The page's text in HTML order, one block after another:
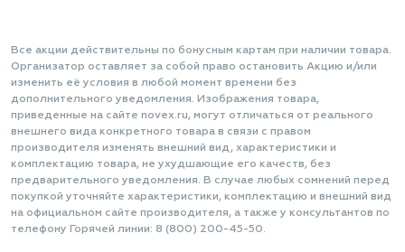
Все акции действительны по бонусным картам при наличии товара.
Организатор оставляет за собой право остановить Акцию и/или
изменить её условия в любой момент времени без
дополнительного уведомления. Изображения товара,
приведенные на сайте novex.ru, могут отличаться от реального
внешнего вида конкретного товара в связи с правом
производителя изменять внешний вид, характеристики и
комплектацию товара, не ухудшающие его качеств, без
предварительного уведомления. В случае любых сомнений перед
покупкой уточняйте характеристики, комплектацию и внешний вид
на официальном сайте производителя, а также у консультантов по
телефону Горячей линии: 8 (800) 200-45-50.